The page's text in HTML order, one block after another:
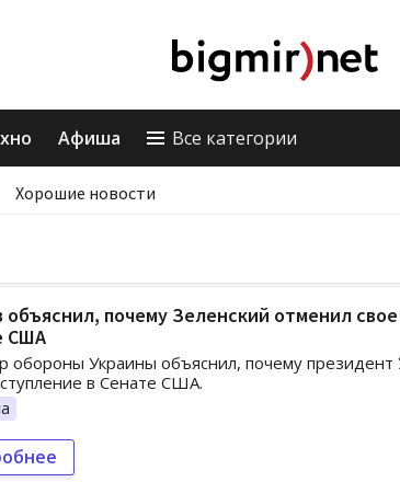
Афиша Все категории
Хорошие новости
объяснил, почему Зеленский отменил
США
обороны Украины объяснил, почему президент
в Сенате США.